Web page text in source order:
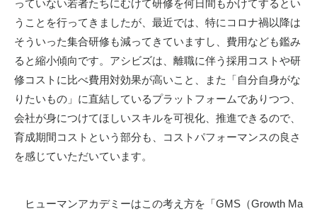
っていない若者たちにむけて研修を何日間もかけてするとい
うことを行ってきましたが、最近では、特にコロナ禍以降は
そういった集合研修も減ってきていますし、費用なども鑑み
ると縮小傾向です。アシビズは、離職に伴う採用コストや研
修コストに比べ費用対効果が高いこと、また「自分自身がな
りたいもの」に直結しているプラットフォームでありつつ、
会社が身につけてほしいスキルを可視化、推進できるので、
育成期間コストという部分も、コストパフォーマンスの良さ
を感じていただいています。
ヒューマンアカデミーはこの考え方を「GMS （Growth Ma